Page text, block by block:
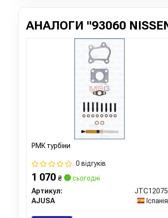
АНАЛОГИ "93060
РМК турбіни
0 відгуків
1 070 ₴
сьогодні
Артикул:
JTC12075
AJUSA
Іспанія